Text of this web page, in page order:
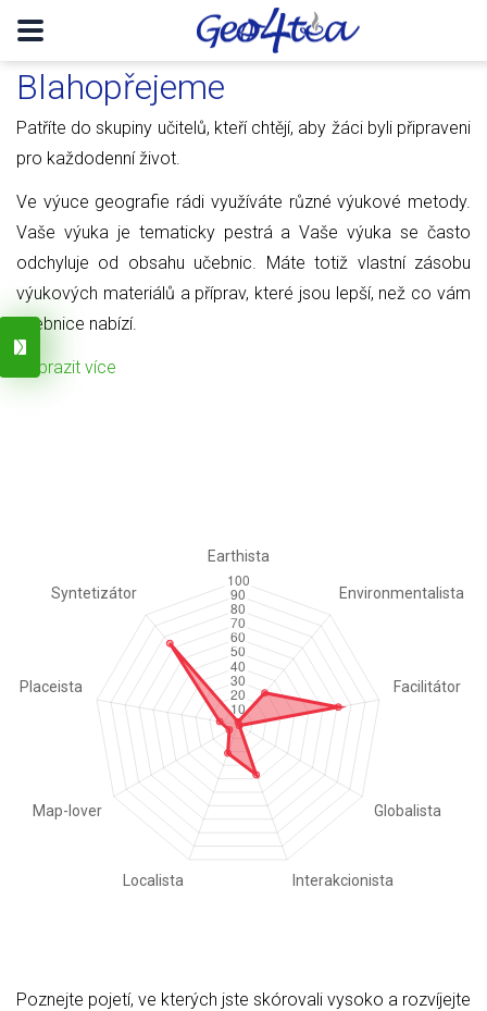
Blahopřejeme
Patříte do skupiny učitelů, kteří chtějí, aby žáci byli připraveni
pro každodenní život.
Ve výuce geografie rádi využíváte různé výukové metody.
Vaše výuka je tematicky pestrá a Vaše výuka se často
odchyluje od obsahu učebnic. Máte totiž vlastní zásobu
výukových materiálů a příprav, které jsou lepší, než co vám
učebnice nabízí.
Zobrazit více
Poznejte pojetí, ve kterých jste skórovali vysoko a rozvíjejte